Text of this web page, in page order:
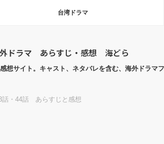
台湾ドラマ
ドラマ あらすじ・感想 海どら
想サイト。キャスト、ネタバレを含む、海外ドラマ
・44話 あらすじと感想